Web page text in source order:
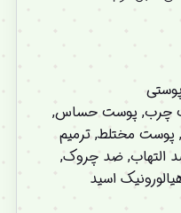
چرب, پوست حساس,
پوست مختلط, ترمیم
التهاب, ضد چروک,
اسید